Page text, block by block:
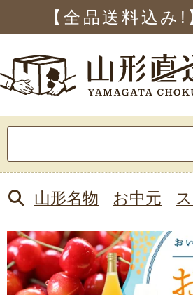
【全品送料込み
索:
山形名物 お中元